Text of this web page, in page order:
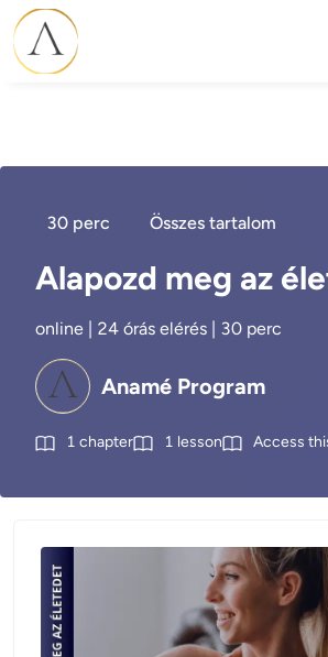
30 perc Összes tartalom
Alapozd meg az
online | 24 órás elérés | 30 perc
Anamé Program
1 chapter 1 lesson Access